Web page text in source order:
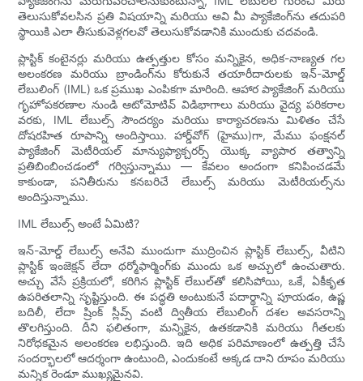
తెలుసుకోవలసిన ప్రతి విషయాన్ని మరియు అవి మీ ప్యాకేజింగ్‌ను తదుపరి
స్థాయికి ఎలా తీసుకువెళ్లగలవో తెలుసుకోవడానికి ముందుకు చదవండి.
ప్లాస్టిక్ కంటైనర్లు మరియు ఉత్పత్తుల కోసం మన్నికైన, అధిక-నాణ్యత గల
అలంకరణ మరియు బ్రాండింగ్‌ను కోరుకునే తయారీదారులకు ఇన్-మోల్డ్
లేబులింగ్ (IML) ఒక ప్రముఖ ఎంపికగా మారింది. ఆహార ప్యాకేజింగ్ మరియు
గృహోపకరణాల నుండి ఆటోమోటివ్ విడిభాగాలు మరియు వైద్య పరికరాల
వరకు, IML లేబుల్స్ సౌందర్యం మరియు కార్యాచరణను మిళితం చేసే
దోషరహిత రూపాన్ని అందిస్తాయి. హార్డ్‌వోగ్ (హైము)గా, మేము ఫంక్షనల్
ప్యాకేజింగ్ మెటీరియల్ మాన్యుఫ్యాక్చరర్స్ యొక్క వ్యాపార తత్వాన్ని
ప్రతిబింబించడంలో గర్విస్తున్నాము — కేవలం అందంగా కనిపించడమే
కాకుండా, పనితీరును కనబరిచే లేబుల్స్ మరియు మెటీరియల్స్‌ను
అందిస్తున్నాము.
IML లేబుల్స్ అంటే ఏమిటి?
ఇన్-మోల్డ్ లేబుల్స్ అనేవి ముందుగా ముద్రించిన ప్లాస్టిక్ లేబుల్స్, వీటిని
ప్లాస్టిక్ ఇంజెక్షన్ లేదా థర్మోఫార్మింగ్‌కు ముందు ఒక అచ్చులో ఉంచుతారు.
అచ్చు వేసే ప్రక్రియలో, కరిగిన ప్లాస్టిక్ లేబుల్‌తో కలిసిపోయి, ఒకే, ఏకీకృత
ఉపరితలాన్ని సృష్టిస్తుంది. ఈ పద్ధతి అంటుకునే పదార్థాన్ని పూయడం, ఉష్ణ
బదిలీ, లేదా ష్రింక్ స్లీవ్స్ వంటి ద్వితీయ లేబులింగ్ దశల అవసరాన్ని
తొలగిస్తుంది. దీని ఫలితంగా, మన్నికైన, ఉతకడానికి మరియు గీతలకు
నిరోధకమైన అలంకరణ లభిస్తుంది. ఇది అధిక పరిమాణంలో ఉత్పత్తి చేసే
సందర్భాలలో ఆదర్శంగా ఉంటుంది, ఎందుకంటే అక్కడ దాని రూపం మరియు
మన్నిక రెండూ ముఖ్యమైనవి.